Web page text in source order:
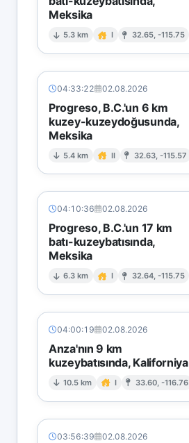
Meksika
5.3 km I 32.65, -115.75
04:33:22 02.08.2026
Progreso, B.C.'un 6 km
kuzey-kuzeydoğusunda,
Meksika
5.4 km II 32.63, -115.57
04:10:36 02.08.2026
Progreso, B.C.'un 17 km
batı-kuzeybatısında,
Meksika
6.3 km I 32.64, -115.75
04:00:19 02.08.2026
Anza'nın 9 km
kuzeybatısında, Kaliforniya
10.5 km I 33.60, -116.76
03:56:39 02.08.2026